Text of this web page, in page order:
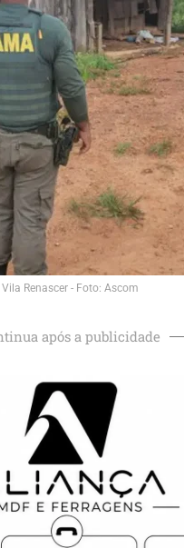
Vila Renascer - Foto: Ascom
após a publicidade